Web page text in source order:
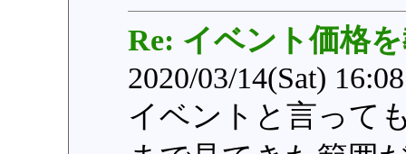
Re: イベント価格
2020/03/14(Sat)
イベントと言って